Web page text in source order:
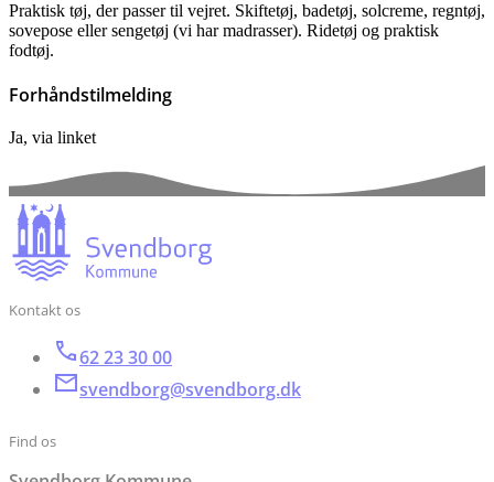
Praktisk tøj, der passer til vejret. Skiftetøj, badetøj, solcreme, regntøj,
sovepose eller sengetøj (vi har madrasser). Ridetøj og praktisk
fodtøj.
Forhåndstilmelding
Ja, via linket
Kontakt os
62 23 30 00
svendborg@svendborg.dk
Find os